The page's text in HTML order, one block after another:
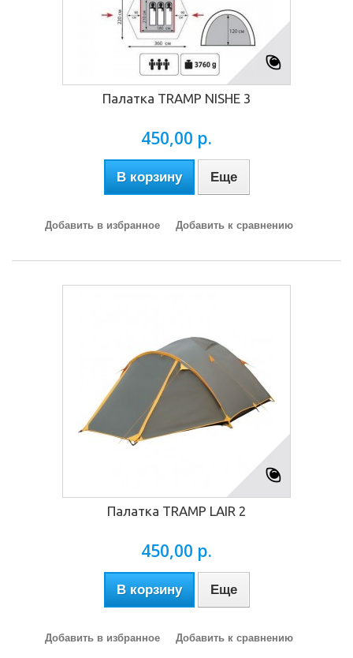
Палатка TRAMP NISHE 3
450,00 р.
В корзину Еще
Добавить в избранное Добавить к сравнению
Палатка TRAMP LAIR 2
450,00 р.
В корзину Еще
Добавить в избранное Добавить к сравнению